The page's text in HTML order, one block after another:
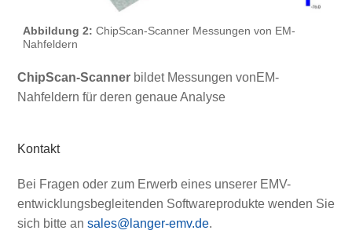
Abbildung 2: ChipScan-Scanner Messungen von EM-
Nahfeldern
ChipScan-Scannerbildet Messungen vonEM-
Nahfeldern für deren genaue Analyse
Kontakt
Bei Fragen oder zum Erwerb eines unserer EMV-
entwicklungsbegleitenden Softwareprodukte wenden Sie
sich bitte an sales@langer-emv.de.